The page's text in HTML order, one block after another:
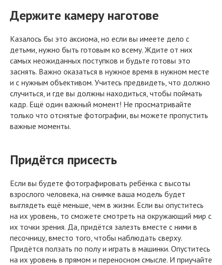
Держите камеру наготове
Казалось бы это аксиома, но если вы имеете дело с
детьми, нужно быть готовым ко всему. Ждите от них
самых неожиданных поступков и будьте готовы это
заснять. Важно оказаться в нужное время в нужном месте
и с нужным объективом. Учитесь предвидеть, что должно
случиться, и где вы должны находиться, чтобы поймать
кадр. Ещё один важный момент! Не просматривайте
только что отснятые фотографии, вы можете пропустить
важные моменты.
Придётся присесть
Если вы будете фотографировать ребёнка с высоты
взрослого человека, на снимке ваша модель будет
выглядеть ещё меньше, чем в жизни. Если вы опуститесь
на их уровень, то сможете смотреть на окружающий мир с
их точки зрения. Да, придётся залезть вместе с ними в
песочницу, вместо того, чтобы наблюдать сверху.
Придётся ползать по полу и играть в машинки. Опуститесь
на их уровень в прямом и переносном смысле. И приучайте